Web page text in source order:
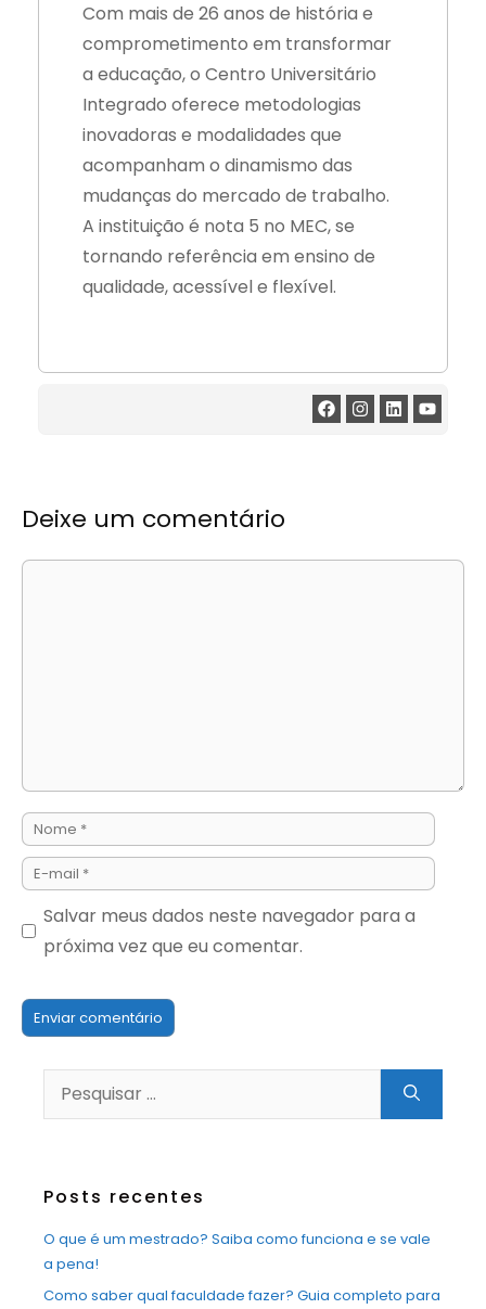
Com mais de 26 anos de história e
comprometimento em transformar
a educação, o Centro Universitário
Integrado oferece metodologias
inovadoras e modalidades que
acompanham o dinamismo das
mudanças do mercado de trabalho.
A instituição é nota 5 no MEC, se
tornando referência em ensino de
qualidade, acessível e flexível.
Deixe um comentário
Comentário
Nome
E-
Salvar meus dados neste navegador para a
próxima vez que eu comentar.
Site
por:
Posts recentes
O que é um mestrado? Saiba como funciona e se vale
a pena!
Como saber qual faculdade fazer? Guia completo para